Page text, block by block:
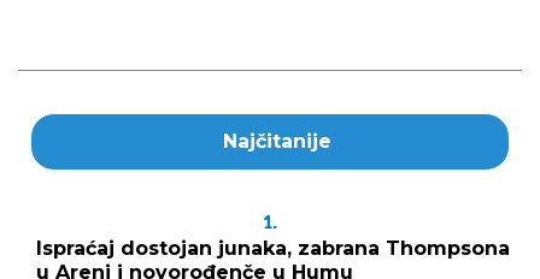
Najčitanije
1.
Ispraćaj dostojan junaka, zabrana Thompsona
u Areni i novorođenče u Humu